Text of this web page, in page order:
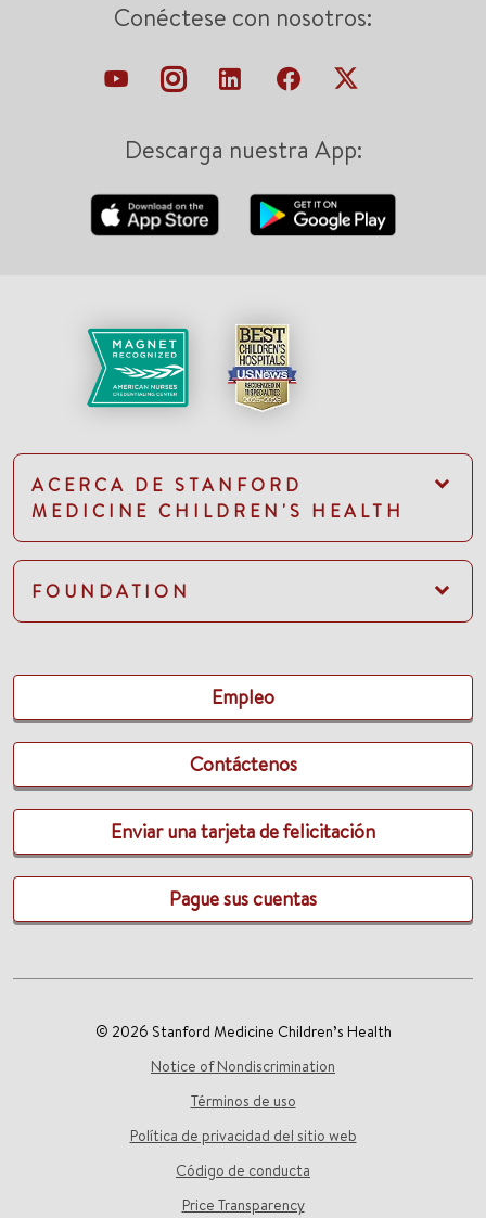
Conéctese con nosotros:
Descarga nuestra App:
ACERCA DE STANFORD
MEDICINE CHILDREN'S HEALTH
FOUNDATION
Empleo
Contáctenos
Enviar una tarjeta de felicitación
Pague sus cuentas
© 2026 Stanford Medicine Children’s Health
Notice of Nondiscrimination
Términos de uso
Política de privacidad del sitio web
Código de conducta
Price Transparency